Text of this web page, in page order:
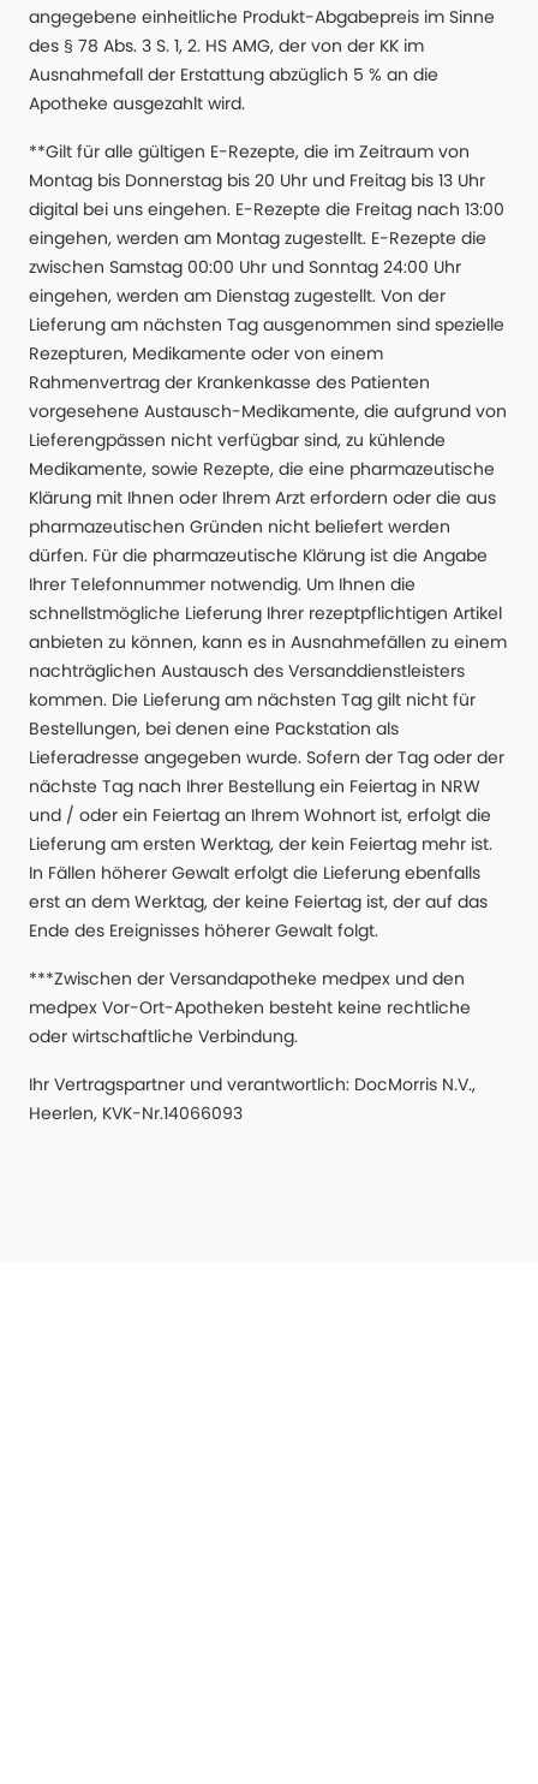
angegebene einheitliche Produkt-Abgabepreis im Sinne
des § 78 Abs. 3 S. 1, 2. HS AMG, der von der KK im
Ausnahmefall der Erstattung abzüglich 5 % an die
Apotheke ausgezahlt wird.
**Gilt für alle gültigen E-Rezepte, die im Zeitraum von
Montag bis Donnerstag bis 20 Uhr und Freitag bis 13 Uhr
digital bei uns eingehen. E-Rezepte die Freitag nach 13:00
eingehen, werden am Montag zugestellt. E-Rezepte die
zwischen Samstag 00:00 Uhr und Sonntag 24:00 Uhr
eingehen, werden am Dienstag zugestellt. Von der
Lieferung am nächsten Tag ausgenommen sind spezielle
Rezepturen, Medikamente oder von einem
Rahmenvertrag der Krankenkasse des Patienten
vorgesehene Austausch-Medikamente, die aufgrund von
Lieferengpässen nicht verfügbar sind, zu kühlende
Medikamente, sowie Rezepte, die eine pharmazeutische
Klärung mit Ihnen oder Ihrem Arzt erfordern oder die aus
pharmazeutischen Gründen nicht beliefert werden
dürfen. Für die pharmazeutische Klärung ist die Angabe
Ihrer Telefonnummer notwendig. Um Ihnen die
schnellstmögliche Lieferung Ihrer rezeptpflichtigen Artikel
anbieten zu können, kann es in Ausnahmefällen zu einem
nachträglichen Austausch des Versanddienstleisters
kommen. Die Lieferung am nächsten Tag gilt nicht für
Bestellungen, bei denen eine Packstation als
Lieferadresse angegeben wurde. Sofern der Tag oder der
nächste Tag nach Ihrer Bestellung ein Feiertag in NRW
und / oder ein Feiertag an Ihrem Wohnort ist, erfolgt die
Lieferung am ersten Werktag, der kein Feiertag mehr ist.
In Fällen höherer Gewalt erfolgt die Lieferung ebenfalls
erst an dem Werktag, der keine Feiertag ist, der auf das
Ende des Ereignisses höherer Gewalt folgt.
***Zwischen der Versandapotheke medpex und den
medpex Vor-Ort-Apotheken besteht keine rechtliche
oder wirtschaftliche Verbindung.
Ihr Vertragspartner und verantwortlich: DocMorris N.V.,
Heerlen, KVK-Nr.14066093